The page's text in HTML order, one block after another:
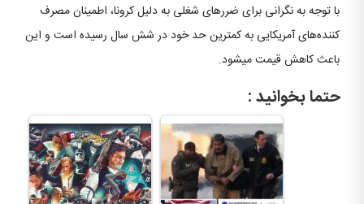
با توجه به نگرانی برای ضررهای شغلی به دلیل کرونا، اطمینان مصرف
کننده‌های آمریکایی به کمترین حد خود در شش سال رسیده است و این
باعث کاهش قیمت میشود.
حتما بخوانید :